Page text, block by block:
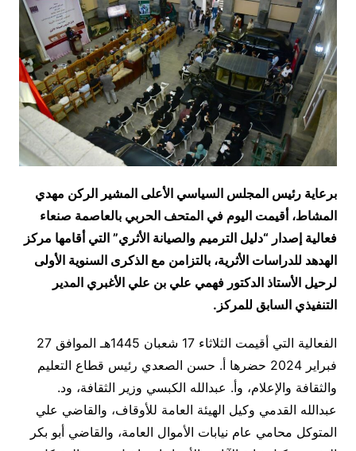
برعاية رئيس المجلس السياسي الأعلى المشير الركن مهدي
المشاط، أقيمت اليوم في المتحف الحربي بالعاصمة صنعاء
فعالية إصدار “دليل الترميم والصيانة الأثري” التي أقامها مركز
الهدهد للدراسات الأثرية، بالتزامن مع الذكرى السنوية الأولى
لرحيل الأستاذ الدكتور فهمي علي بن علي الأغبري المدير
التنفيذي السابق للمركز.
الفعالية التي أقيمت الثلاثاء 17 شعبان 1445هـ الموافق 27
فبراير 2024 حضرها أ. حسن الصعدي رئيس قطاع التعليم
والثقافة والإعلام، وأ. عبدالله الكبسي وزير الثقافة، ود.
عبدالله القدمي وكيل الهيئة العامة للأوقاف، والقاضي علي
المتوكل محامي عام نيابات الأموال العامة، والقاضي أبو بكر